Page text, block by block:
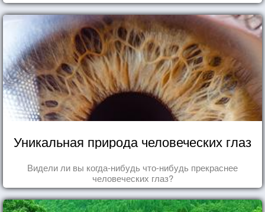
Уникальная природа человеческих глаз
Видели ли вы когда-нибудь что-нибудь прекраснее
человеческих глаз?